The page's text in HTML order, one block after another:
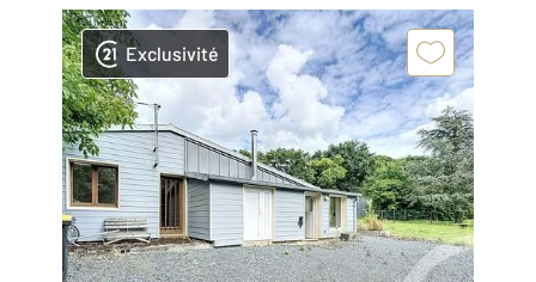
Exclusivité